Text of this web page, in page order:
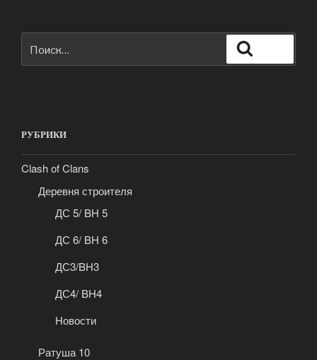
РУБРИКИ
Clash of Clans
Деревня строителя
ДС 5/ BH 5
ДС 6/ BH 6
ДС3/BH3
ДС4/ BH4
Новости
Ратуша 10